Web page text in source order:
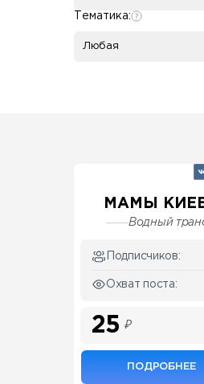
Тематика:
Любая
МАМЫ
Водный
Подписчиков:
Охват поста:
25 ₽
ПОДРОБНЕЕ